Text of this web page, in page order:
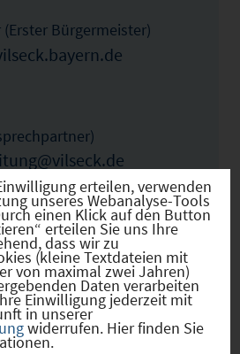
Bürgermeister)
erteilen, verwenden
unseres Webanalyse-Tools
einen Klick auf den Button
erteilen Sie uns Ihre
dass wir zu
(kleine Textdateien mit
von maximal zwei Jahren)
Daten verarbeiten
Einwilligung jederzeit mit
in unserer
widerrufen. Hier finden Sie